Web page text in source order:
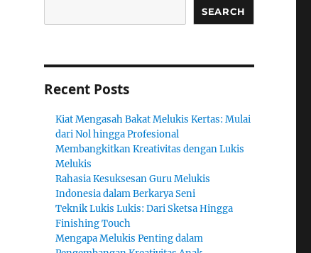
SEARCH
Recent Posts
Kiat Mengasah Bakat Melukis Kertas: Mulai
dari Nol hingga Profesional
Membangkitkan Kreativitas dengan Lukis
Melukis
Rahasia Kesuksesan Guru Melukis
Indonesia dalam Berkarya Seni
Teknik Lukis Lukis: Dari Sketsa Hingga
Finishing Touch
Mengapa Melukis Penting dalam